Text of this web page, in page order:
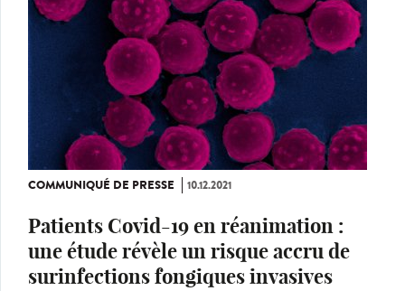
COMMUNIQUÉ DE PRESSE 10.12.2021
Patients Covid-19 en réanimation :
une étude révèle un risque accru de
surinfections fongiques invasives